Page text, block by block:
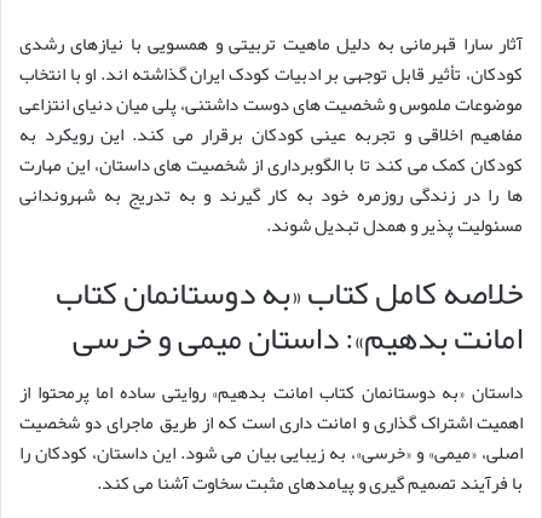
آثار سارا قهرمانی به دلیل ماهیت تربیتی و همسویی با نیازهای رشدی
کودکان، تأثیر قابل توجهی بر ادبیات کودک ایران گذاشته اند. او با انتخاب
موضوعات ملموس و شخصیت های دوست داشتنی، پلی میان دنیای انتزاعی
مفاهیم اخلاقی و تجربه عینی کودکان برقرار می کند. این رویکرد به
کودکان کمک می کند تا با الگوبرداری از شخصیت های داستان، این مهارت
ها را در زندگی روزمره خود به کار گیرند و به تدریج به شهروندانی
مسئولیت پذیر و همدل تبدیل شوند.
خلاصه کامل کتاب «به دوستانمان کتاب
امانت بدهیم»: داستان میمی و خرسی
داستان «به دوستانمان کتاب امانت بدهیم» روایتی ساده اما پرمحتوا از
اهمیت اشتراک گذاری و امانت داری است که از طریق ماجرای دو شخصیت
اصلی، «میمی» و «خرسی»، به زیبایی بیان می شود. این داستان، کودکان را
با فرآیند تصمیم گیری و پیامدهای مثبت سخاوت آشنا می کند.